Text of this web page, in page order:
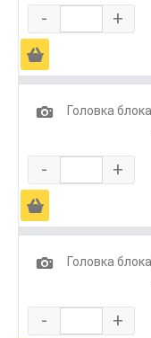
- +
Ä
1
Головка
- +
Ä
1
Головка
- +